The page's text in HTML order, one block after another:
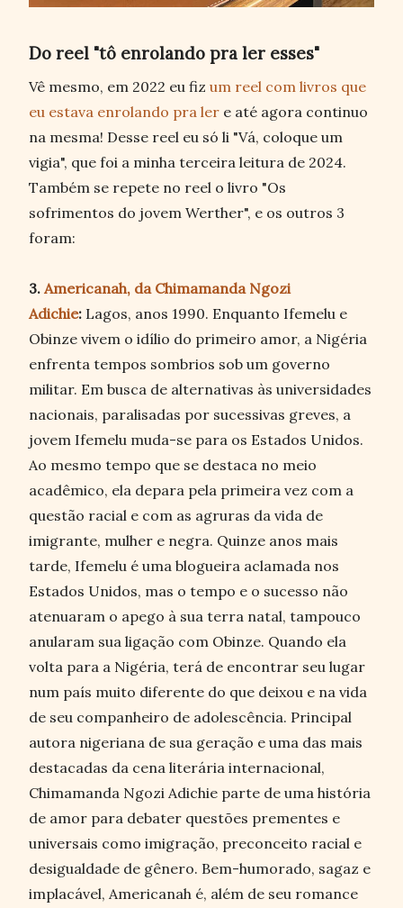
Do reel "tô enrolando pra ler esses"
Vê mesmo, em 2022 eu fiz um reel com livros que
eu estava enrolando pra ler e até agora continuo
na mesma! Desse reel eu só li "Vá, coloque um
vigia", que foi a minha terceira leitura de 2024.
Também se repete no reel o livro "Os
sofrimentos do jovem Werther", e os outros 3
foram:
3. Americanah, da Chimamanda Ngozi
Adichie: Lagos, anos 1990. Enquanto Ifemelu e
Obinze vivem o idílio do primeiro amor, a Nigéria
enfrenta tempos sombrios sob um governo
militar. Em busca de alternativas às universidades
nacionais, paralisadas por sucessivas greves, a
jovem Ifemelu muda-se para os Estados Unidos.
Ao mesmo tempo que se destaca no meio
acadêmico, ela depara pela primeira vez com a
questão racial e com as agruras da vida de
imigrante, mulher e negra. Quinze anos mais
tarde, Ifemelu é uma blogueira aclamada nos
Estados Unidos, mas o tempo e o sucesso não
atenuaram o apego à sua terra natal, tampouco
anularam sua ligação com Obinze. Quando ela
volta para a Nigéria, terá de encontrar seu lugar
num país muito diferente do que deixou e na vida
de seu companheiro de adolescência. Principal
autora nigeriana de sua geração e uma das mais
destacadas da cena literária internacional,
Chimamanda Ngozi Adichie parte de uma história
de amor para debater questões prementes e
universais como imigração, preconceito racial e
desigualdade de gênero. Bem-humorado, sagaz e
implacável, Americanah é, além de seu romance